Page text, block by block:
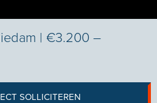
| €3.200 –
SOLLICITEREN